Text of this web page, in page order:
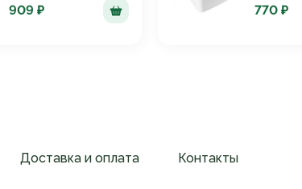
909 ₽ 770 ₽
Доставка и оплата Контакты